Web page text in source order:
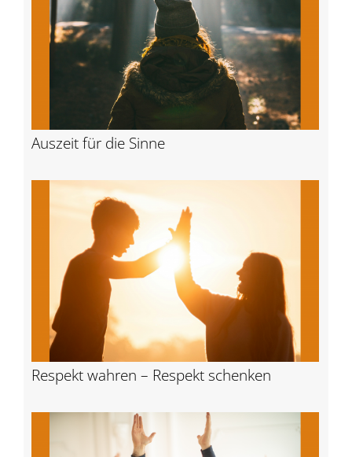
Auszeit für die Sinne
Respekt wahren – Respekt schenken